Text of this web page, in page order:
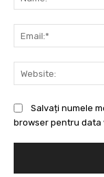
Salvați numele
browser pentru data